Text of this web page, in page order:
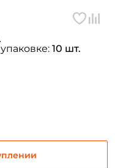
10 шт.